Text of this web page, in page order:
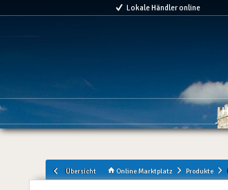
Lokale Händler online
Übersicht Online Marktplatz Produkte